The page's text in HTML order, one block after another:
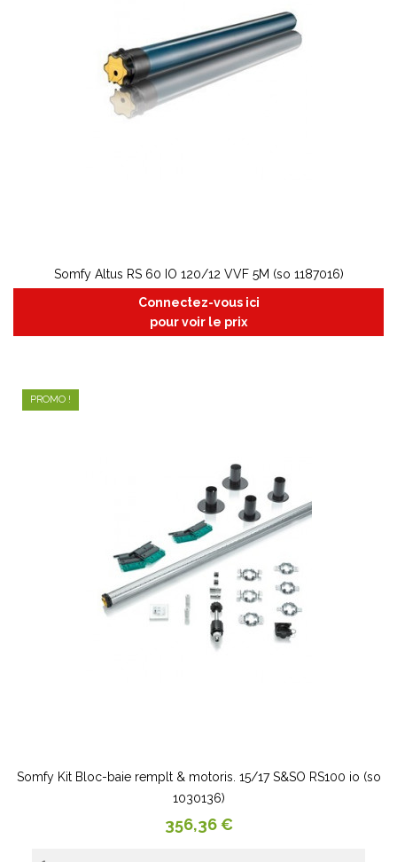
Somfy Altus RS 60 IO 120/12 VVF 5M (so 1187016)
Connectez-vous ici
pour voir le prix
Somfy Kit Bloc-baie remplt & motoris. 15/17 S&SO RS100 io (so
1030136)
Prix
356,36 €
PROMO !